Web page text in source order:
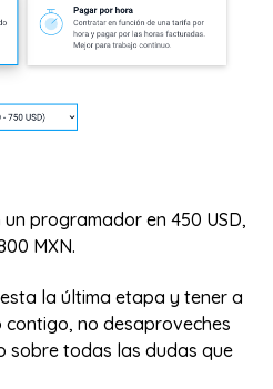
programador en 450 USD,
MXN.
la última etapa y tener a
no desaproveches
sobre todas las dudas que